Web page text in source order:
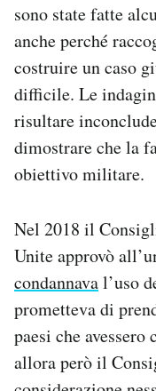
sono state fatte
anche perché
costruire un caso
difficile. Le
risultare
dimostrare che la
obiettivo militare.
Nel 2018 il
Unite approvò
condannaval’uso
prometteva di
paesi che
allora però il